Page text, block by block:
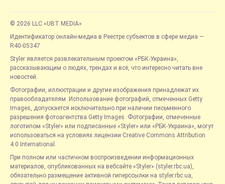
© 2026 LLC «UBT MEDIA»
Идентификатор онлайн-медиа в Реестре субъектов в сфере медиа —
R40-05347
Styler является развлекательным проектом «РБК-Украина»,
рассказывающим о людях, трендах и всё, что интересно читать вне
новостей.
Фотографии, иллюстрации и другие изображения принадлежат их
правообладателям. Использование фотографий, отмеченных Getty
Images, допускается исключительно при наличии письменного
разрешения фотоагентства Getty Images. Фотографии, отмеченные
логотипом «Styler» или подписанные «Styler» или «РБК-Украина», могут
использоваться на условиях лицензии Creative Commons Attribution
4.0 International.
При полном или частичном воспроизведении информационных
материалов, опубликованных на вебсайте «Styler» (styler.rbc.ua),
обязательно размещение активной гиперссылки на styler.rbc.ua,